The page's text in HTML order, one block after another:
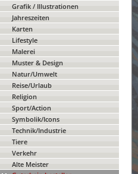
Grafik / Illustrationen
Jahreszeiten
Karten
Lifestyle
Malerei
Muster & Design
Natur/Umwelt
Reise/Urlaub
Religion
Sport/Action
Symbolik/Icons
Technik/Industrie
Tiere
Verkehr
Alte Meister